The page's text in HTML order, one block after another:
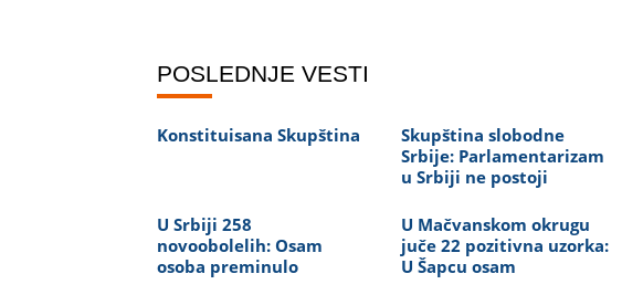
POSLEDNJE VESTI
Konstituisana Skupština
Skupština slobodne
Srbije: Parlamentarizam
u Srbiji ne postoji
U Srbiji 258
novoobolelih: Osam
osoba preminulo
U Mačvanskom okrugu
juče 22 pozitivna uzorka:
U Šapcu osam